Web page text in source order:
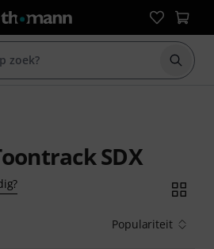
Zoek
SDX
Populariteit